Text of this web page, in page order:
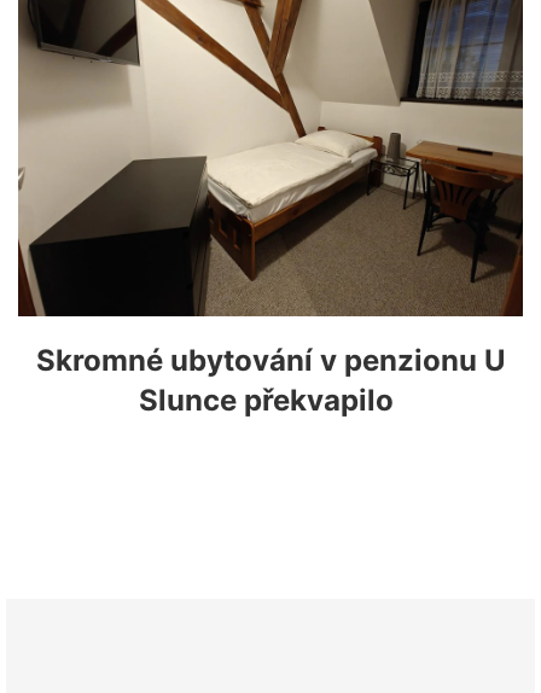
Skromné ubytování v penzionu U
Slunce překvapilo